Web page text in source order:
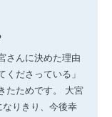
さんに決めた理由
ださっている」
たためです。 大宮
りきり、今後幸